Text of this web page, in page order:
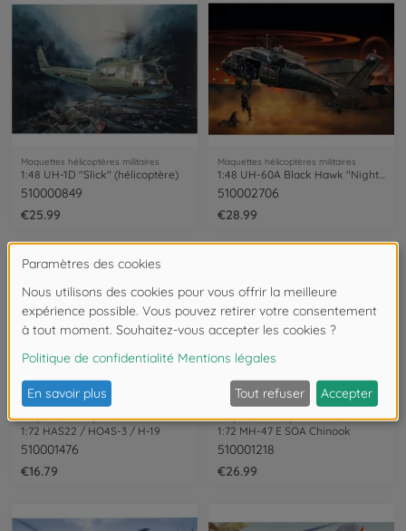
Maquettes hélicoptères militaires
1:48 UH-1D "Slick" (hélicoptère)
510000849
€25.99
Maquettes hélicoptères militaires
1:48 UH-60A Black Hawk "Night Raid" (Raid de nuit)
510002706
€28.99
Maquettes hélicoptères
1:72 HAS22 / HO4S-3 / H-19
510001476
€16.79
Maquettes hélicoptères militaires
1:72 MH-47 E SOA Chinook
510001218
€26.99